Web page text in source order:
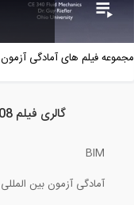
مجموعه فیلم های آمادگی آزمون FE/PE
گالری فیلم 808
BIM
آمادگی آزمون بین المللی FE و PE